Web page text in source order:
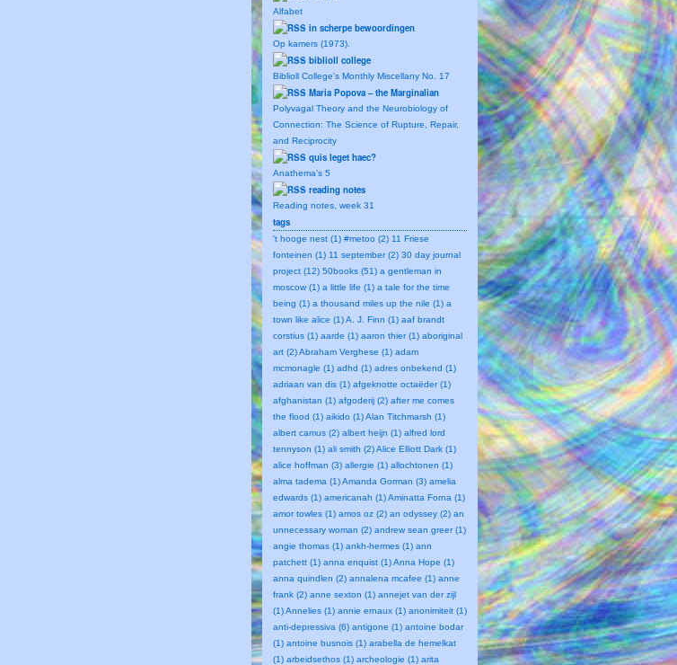
Alfabet
in scherpe bewoordingen
Op kamers (1973).
biblioll college
Biblioll College's Monthly Miscellany No. 17
Maria Popova – the Marginalian
Polyvagal Theory and the Neurobiology of
Connection: The Science of Rupture, Repair,
and Reciprocity
quis leget haec?
Anathema’s 5
reading notes
Reading notes, week 31
tags
't hooge nest (1) #metoo (2) 11 Friese
fonteinen (1) 11 september (2) 30 day journal
project (12) 50books (51) a gentleman in
moscow (1) a little life (1) a tale for the time
being (1) a thousand miles up the nile (1) a
town like alice (1)A. J. Finn (1) aaf brandt
corstius (1) aarde (1) aaron thier (1) aboriginal
art (2)Abraham Verghese (1) adam
mcmonagle (1) adhd (1) adres onbekend (1)
adriaan van dis (1) afgeknotte octaëder (1)
afghanistan (1) afgoderij (2) after me comes
the flood (1) aikido (1)Alan Titchmarsh (1)
albert camus (2) albert heijn (1) alfred lord
tennyson (1) ali smith (2)Alice Elliott Dark (1)
alice hoffman (3) allergie (1) allochtonen (1)
alma tadema (1)Amanda Gorman (3) amelia
edwards (1) americanah (1)Aminatta Forna (1)
amor towles (1) amos oz (2) an odyssey (2) an
unnecessary woman (2) andrew sean greer (1)
angie thomas (1) ankh-hermes (1) ann
patchett (1) anna enquist (1)Anna Hope (1)
anna quindlen (2) annalena mcafee (1) anne
frank (2) anne sexton (1) annejet van der zijl
(1)Annelies (1) annie ernaux (1) anonimiteit (1)
anti-depressiva (6) antigone (1) antoine bodar
(1) antoine busnois (1) arabella de hemelkat
(1) arbeidsethos (1) archeologie (1) arita